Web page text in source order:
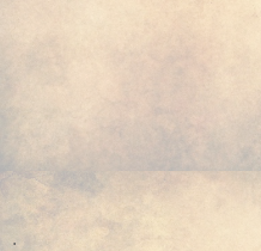
.